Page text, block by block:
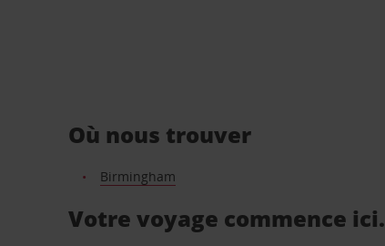
Où nous trouver
Birmingham
Votre voyage commence ici.